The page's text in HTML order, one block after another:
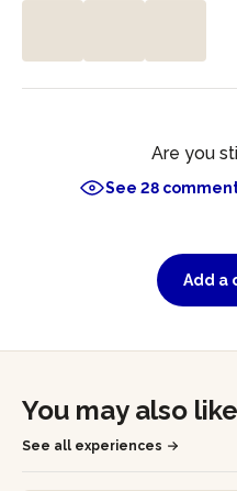
Are you
See 28
Add a
You may also
See all experiences